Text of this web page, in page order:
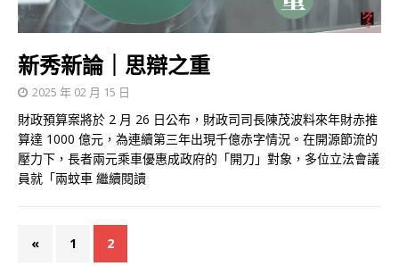
新秀新論｜思辯之重
2025 年 02 月 15 日
財政預算案將於 2 月 26 日公布，財政司司長陳茂波料來年財赤推
算達 1000 億元，為連續第三年出現千億赤字情況。在開源節流的
壓力下，長者兩元乘車優惠成政府的「開刀」對象，多位立法會議
員就「兩蚊車 繼續閱讀
« 1 2